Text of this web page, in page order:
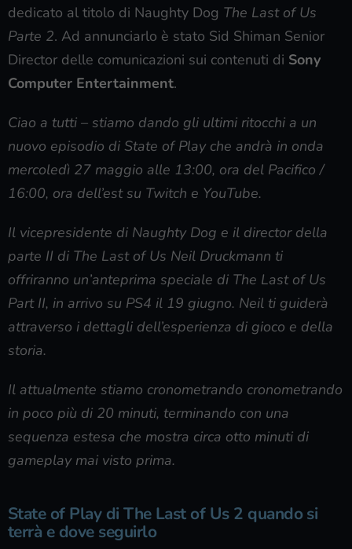
dedicato al titolo di Naughty Dog The Last of Us
Parte 2. Ad annunciarlo è stato Sid Shiman Senior
Director delle comunicazioni sui contenuti di Sony
Computer Entertainment.
Ciao a tutti – stiamo dando gli ultimi ritocchi a un
nuovo episodio di State of Play che andrà in onda
mercoledì 27 maggio alle 13:00, ora del Pacifico /
16:00, ora dell’est su Twitch e YouTube.
Il vicepresidente di Naughty Dog e il director della
parte II di The Last of Us Neil Druckmann ti
offriranno un’anteprima speciale di The Last of Us
Part II, in arrivo su PS4 il 19 giugno. Neil ti guiderà
attraverso i dettagli dell’esperienza di gioco e della
storia.
Il attualmente stiamo cronometrando cronometrando
in poco più di 20 minuti, terminando con una
sequenza estesa che mostra circa otto minuti di
gameplay mai visto prima.
State of Play di The Last of Us 2 quando si
terrà e dove seguirlo